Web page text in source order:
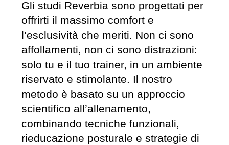
Gli studi Reverbia sono progettati per
offrirti il massimo comfort e
l’esclusività che meriti. Non ci sono
affollamenti, non ci sono distrazioni:
solo tu e il tuo trainer, in un ambiente
riservato e stimolante. Il nostro
metodo è basato su un approccio
scientifico all’allenamento,
combinando tecniche funzionali,
rieducazione posturale e strategie di